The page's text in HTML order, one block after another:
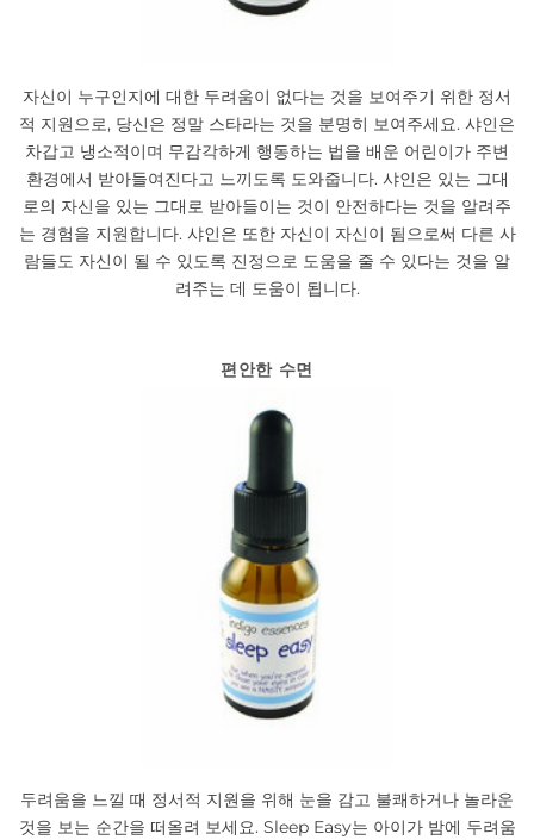
자신이 누구인지에 대한 두려움이 없다는 것을 보여주기 위한 정서
적 지원으로, 당신은 정말 스타라는 것을 분명히 보여주세요. 샤인은
차갑고 냉소적이며 무감각하게 행동하는 법을 배운 어린이가 주변
환경에서 받아들여진다고 느끼도록 도와줍니다. 샤인은 있는 그대
로의 자신을 있는 그대로 받아들이는 것이 안전하다는 것을 알려주
는 경험을 지원합니다. 샤인은 또한 자신이 자신이 됨으로써 다른 사
람들도 자신이 될 수 있도록 진정으로 도움을 줄 수 있다는 것을 알
려주는 데 도움이 됩니다.
편안한 수면
두려움을 느낄 때 정서적 지원을 위해 눈을 감고 불쾌하거나 놀라운
것을 보는 순간을 떠올려 보세요. Sleep Easy는 아이가 밤에 두려움